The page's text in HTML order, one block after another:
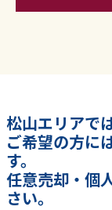
松山エリアで
ご希望の方に
す。
任意売却・個
さい。